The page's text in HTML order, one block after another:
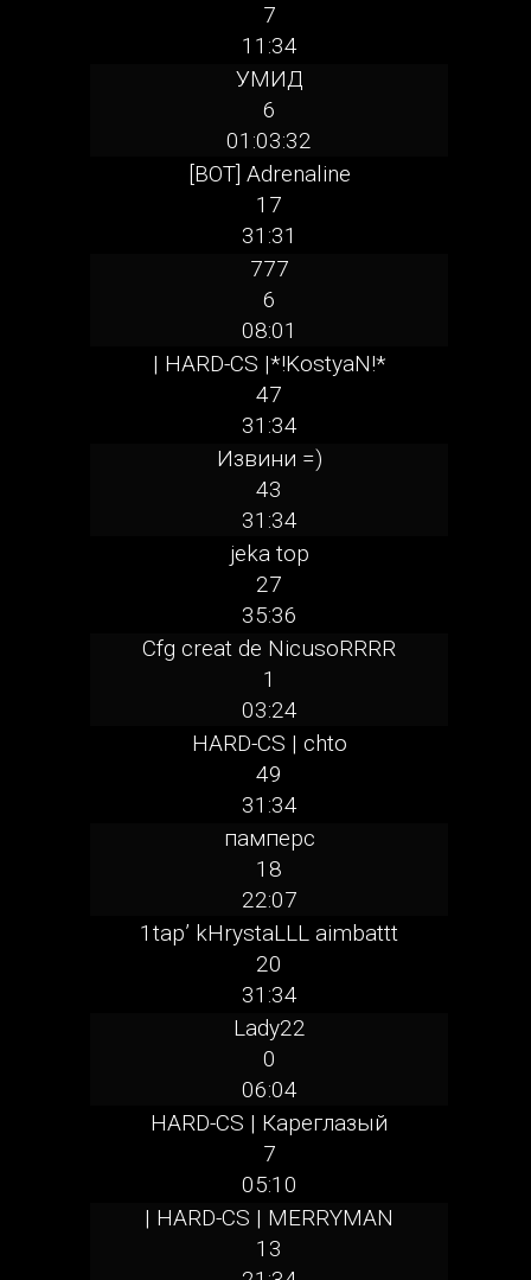
7
11:34
УМИД
6
01:03:32
[BOT] Adrenaline
17
31:31
777
6
08:01
| HARD-CS |*!KostyaN!*
47
31:34
Извини =)
43
31:34
jeka top
27
35:36
Cfg creat de NicusoRRRR
1
03:24
HARD-CS | chto
49
31:34
памперс
18
22:07
1tap’ kHrystaLLL aimbattt
20
31:34
Lady22
0
06:04
HARD-CS | Кареглазый
7
05:10
| HARD-CS | MERRYMAN
13